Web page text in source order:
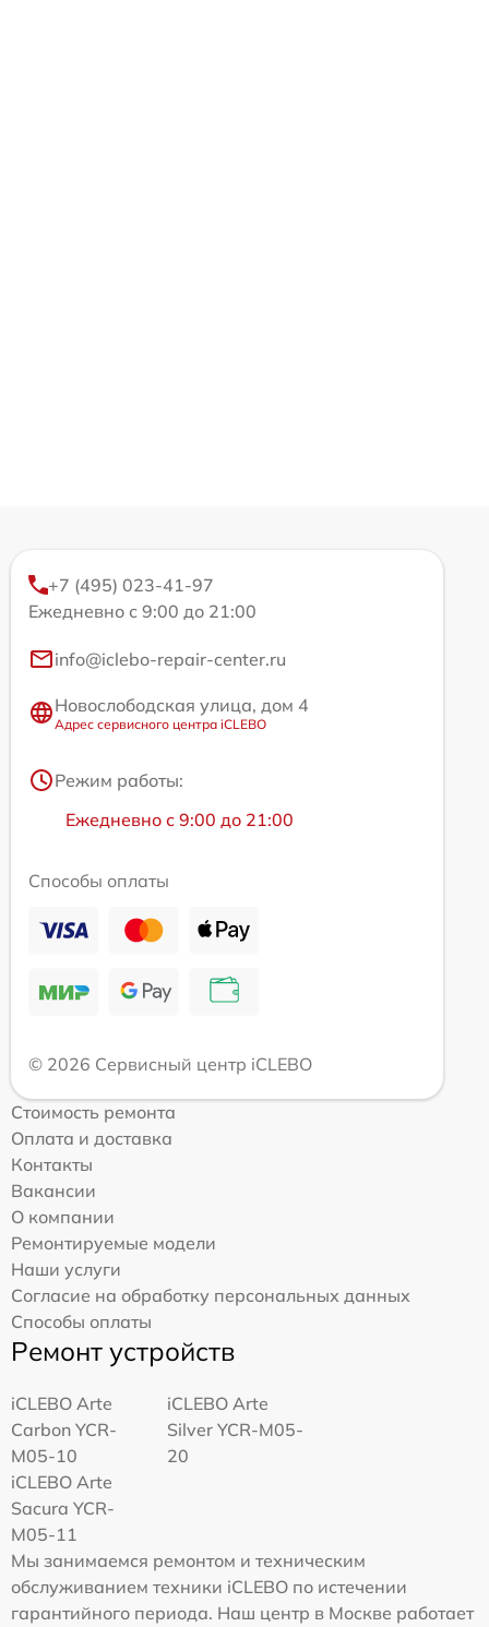
+7 (495) 023-41-97
Ежедневно с 9:00 до 21:00
info@iclebo-repair-center.ru
Новослободская улица, дом 4
Адрес сервисного центра iCLEBO
Режим работы:
Ежедневно с 9:00 до 21:00
Способы оплаты
© 2026 Сервисный центр iCLEBO
Стоимость ремонта
Оплата и доставка
Контакты
Вакансии
О компании
Ремонтируемые модели
Наши услуги
Согласие на обработку персональных данных
Способы оплаты
Ремонт устройств
iCLEBO Arte
Carbon YCR-
M05-10
iCLEBO Arte
Silver YCR-M05-
20
iCLEBO Arte
Sacura YCR-
M05-11
Мы занимаемся ремонтом и техническим
обслуживанием техники iCLEBO по истечении
гарантийного периода. Наш центр в Москве работает